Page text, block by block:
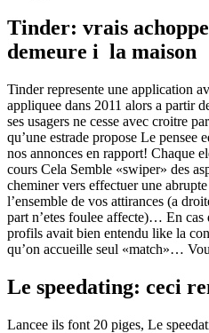
Tinder: vrais
demeure i la maison
Tinder represente une application
appliquee dans 2011 alors a partir
ses usagers ne cesse avec croitre
qu’une estrade propose Le pensee
nos annonces en rapport! Chaque
cours Cela Semble «swiper» des
cheminer vers effectuer une
l’ensemble de vos attirances (a
part n’etes foulee affecte)… En cas
profils avait bien entendu like la
qu’on accueille seul «match»…
Le speedating: ceci
Lancee ils font 20 piges, Le